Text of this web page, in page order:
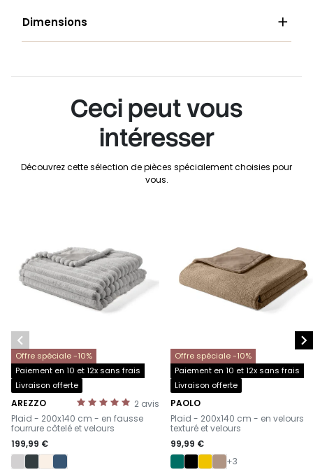
Dimensions 
Ceci peut vous
intéresser
Découvrez cette sélection de pièces spécialement choisies pour
vous.
Offre spéciale -10%
Paiement en 10 et 12x sans frais
Livraison offerte
2 avis
AREZZO
-
Plaid - 200x140 cm - en fausse
fourrure côtelé et velours
199,99 €
Offre spéciale -10%
Paiement en 10 et 12x sans frais
Livraison offerte
PAOLO
-
Plaid - 200x140 cm - en velours
texturé et velours
99,99 €
+3
 